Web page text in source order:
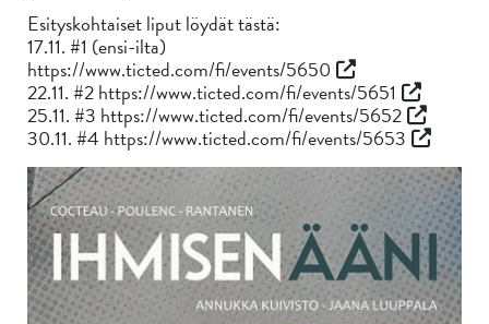
Esityskohtaiset liput löydät tästä:
17.11. #1 (ensi-ilta)
https://www.ticted.com/fi/events/5650
22.11. #2https://www.ticted.com/fi/events/5651
25.11. #3 https://www.ticted.com/fi/events/5652
30.11. #4 https://www.ticted.com/fi/events/5653